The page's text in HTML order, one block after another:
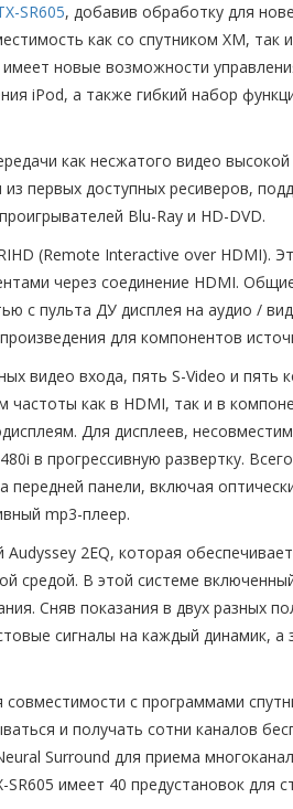
SR605, добавив обработку для
как со спутником XM, так
новые возможности
iPod, а также гибкий набор
как несжатого видео
первых доступных ресиверов,
Blu-Ray и HD-DVD.
(Remote Interactive over HDMI).
через соединение HDMI.
с пульта ДУ дисплея на аудио /
для компонентов
видео входа, пять S-Video и
как в HDMI, так и в
Для дисплеев,
в прогрессивную развертку.
панели, включая
mp3-плеер.
2EQ, которая
средой. В этой системе
Сняв показания в двух разных
сигналы на каждый динамик, а
с программами
и получать сотни каналов
Surround для приема
имеет 40 предустановок для